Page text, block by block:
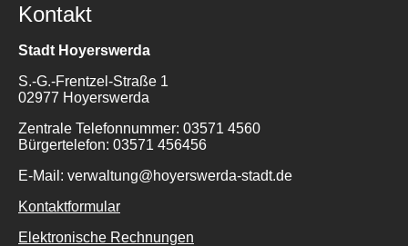
Kontakt
Stadt Hoyerswerda
S.-G.-Frentzel-Straße 1
02977 Hoyerswerda
Zentrale Telefonnummer: 03571 4560
Bürgertelefon: 03571 456456
E-Mail: verwaltung@hoyerswerda-stadt.de
Kontaktformular
Elektronische Rechnungen